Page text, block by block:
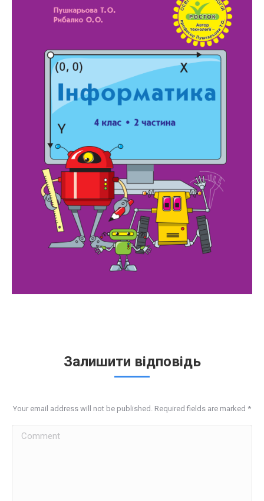
Залишити відповідь
Your email address will not be published. Required fields are marked *
Comment